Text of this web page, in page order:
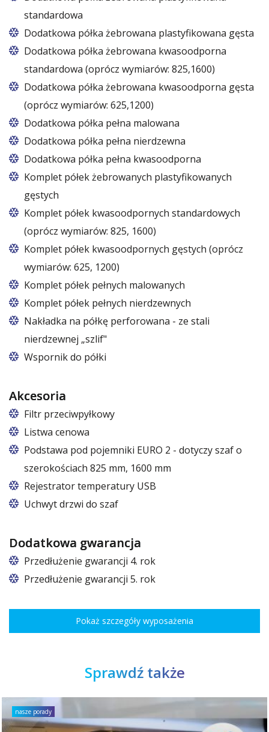
standardowa
Dodatkowa półka żebrowana plastyfikowana gęsta
Dodatkowa półka żebrowana kwasoodporna
standardowa (oprócz wymiarów: 825,1600)
Dodatkowa półka żebrowana kwasoodporna gęsta
(oprócz wymiarów: 625,1200)
Dodatkowa półka pełna malowana
Dodatkowa półka pełna nierdzewna
Dodatkowa półka pełna kwasoodporna
Komplet półek żebrowanych plastyfikowanych
gęstych
Komplet półek kwasoodpornych standardowych
(oprócz wymiarów: 825, 1600)
Komplet półek kwasoodpornych gęstych (oprócz
wymiarów: 625, 1200)
Komplet półek pełnych malowanych
Komplet półek pełnych nierdzewnych
Nakładka na półkę perforowana - ze stali
nierdzewnej „szlif"
Wspornik do półki
Akcesoria
Filtr przeciwpyłkowy
Listwa cenowa
Podstawa pod pojemniki EURO 2 - dotyczy szaf o
szerokościach 825 mm, 1600 mm
W szafach o rozmiarach 825 i 1600
Rejestrator temperatury USB
Uchwyt drzwi do szaf
Dodatkowa gwarancja
Przedłużenie gwarancji 4. rok
Przedłużenie gwarancji 5. rok
Pokaż szczegóły wyposażenia
Sprawdź także
nasze porady